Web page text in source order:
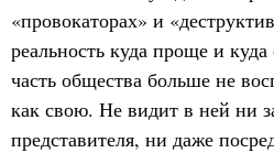
«провокаторах» и
реальность куда проще и
часть общества больше не
как свою. Не видит в ней ни
представителя, ни даже